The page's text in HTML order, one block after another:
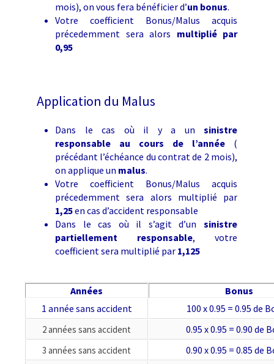
mois), on vous fera bénéficier d’un bonus.
Votre coefficient Bonus/Malus acquis
précedemment sera alors multiplié par
0,95
Application du Malus
Dans le cas où il y a un sinistre
responsable au cours de l’année (
précédant l’échéance du contrat de 2 mois),
on applique un malus.
Votre coefficient Bonus/Malus acquis
précedemment sera alors multiplié par
1,25en cas d’accident responsable
Dans le cas où il s’agit d’un sinistre
partiellement responsable, votre
coefficient sera multiplié par 1,125
Années
Bonus
1 année sans accident
100 x 0.95 = 0.95 de
2 années sans accident 0.95 x 0.95 = 0.90 de
3 années sans accident 0.90 x 0.95 = 0.85 de